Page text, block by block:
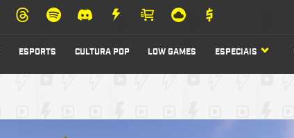
ESPORTS CULTURA POP LOW GAMES ESPECIAIS